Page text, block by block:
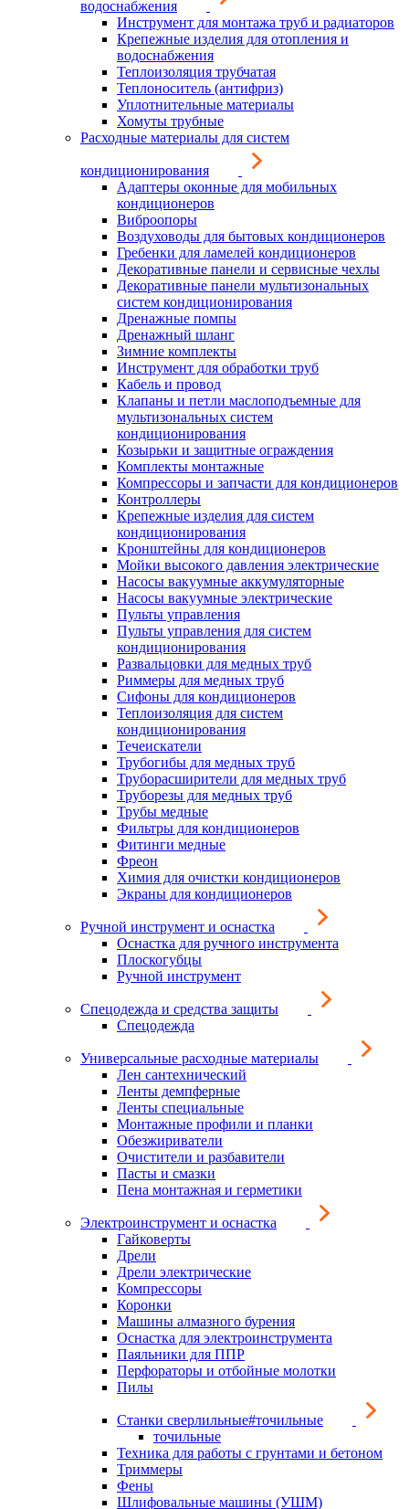
водоснабжения
Инструмент для монтажа труб и радиаторов
Крепежные изделия для отопления и
водоснабжения
Теплоизоляция трубчатая
Теплоноситель (антифриз)
Уплотнительные материалы
Хомуты трубные
Расходные материалы для систем
кондиционирования
Адаптеры оконные для мобильных
кондиционеров
Виброопоры
Воздуховоды для бытовых кондиционеров
Гребенки для ламелей кондиционеров
Декоративные панели и сервисные чехлы
Декоративные панели мультизональных
систем кондиционирования
Дренажные помпы
Дренажный шланг
Зимние комплекты
Инструмент для обработки труб
Кабель и провод
Клапаны и петли маслоподъемные для
мультизональных систем
кондиционирования
Козырьки и защитные ограждения
Комплекты монтажные
Компрессоры и запчасти для кондиционеров
Контроллеры
Крепежные изделия для систем
кондиционирования
Кронштейны для кондиционеров
Мойки высокого давления электрические
Насосы вакуумные аккумуляторные
Насосы вакуумные электрические
Пульты управления
Пульты управления для систем
кондиционирования
Развальцовки для медных труб
Риммеры для медных труб
Сифоны для кондиционеров
Теплоизоляция для систем
кондиционирования
Течеискатели
Трубогибы для медных труб
Труборасширители для медных труб
Труборезы для медных труб
Трубы медные
Фильтры для кондиционеров
Фитинги медные
Фреон
Химия для очистки кондиционеров
Экраны для кондиционеров
Ручной инструмент и оснастка
Оснастка для ручного инструмента
Плоскогубцы
Ручной инструмент
Спецодежда и средства защиты
Спецодежда
Универсальные расходные материалы
Лен сантехнический
Ленты демпферные
Ленты специальные
Монтажные профили и планки
Обезжириватели
Очистители и разбавители
Пасты и смазки
Пена монтажная и герметики
Электроинструмент и оснастка
Гайковерты
Дрели
Дрели электрические
Компрессоры
Коронки
Машины алмазного бурения
Оснастка для электроинструмента
Паяльники для ППР
Перфораторы и отбойные молотки
Пилы
Станки сверлильные#точильные
точильные
Техника для работы с грунтами и бетоном
Триммеры
Фены
Шлифовальные машины (УШМ)